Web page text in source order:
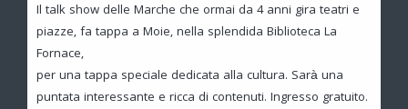
Il talk show delle Marche che ormai da 4 anni gira teatri e
piazze, fa tappa a Moie, nella splendida Biblioteca La
Fornace,
per una tappa speciale dedicata alla cultura. Sarà una
puntata interessante e ricca di contenuti. Ingresso gratuito.